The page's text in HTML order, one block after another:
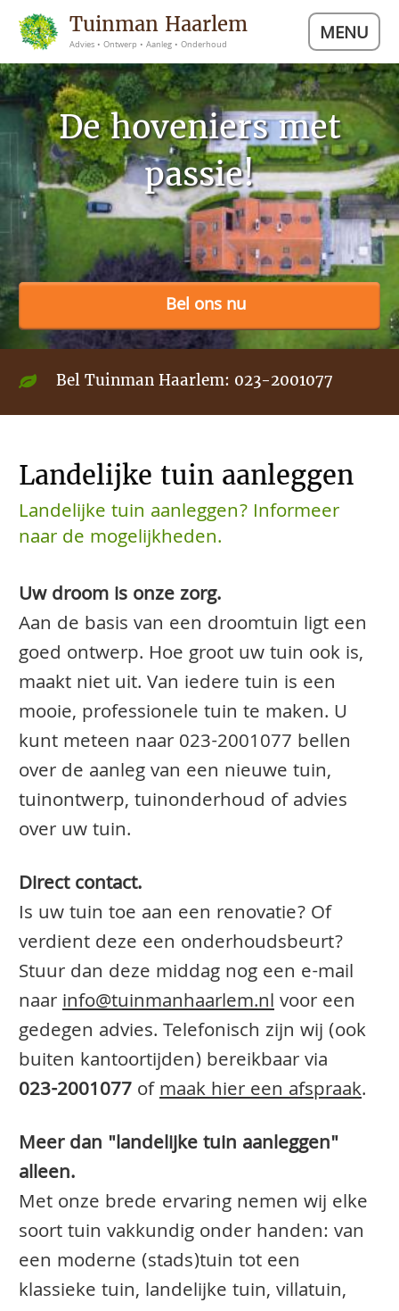
Tuinman Haarlem
Advies • Ontwerp • Aanleg • Onderhoud MENU
De hoveniers met
passie!
Bel ons nu
Bel Tuinman Haarlem: 023-2001077
Landelijke tuin aanleggen
Landelijke tuin aanleggen? Informeer
naar de mogelijkheden.
Uw droom is onze zorg.
Aan de basis van een droomtuin ligt een
goed ontwerp. Hoe groot uw tuin ook is,
maakt niet uit. Van iedere tuin is een
mooie, professionele tuin te maken. U
kunt meteen naar023-2001077 bellen
over de aanleg van een nieuwe tuin,
tuinontwerp, tuinonderhoud of advies
over uw tuin.
Direct contact.
Is uw tuin toe aan een renovatie? Of
verdient deze een onderhoudsbeurt?
Stuur dan deze middag nog een e-mail
naarinfo@tuinmanhaarlem.nlvoor een
gedegen advies. Telefonisch zijn wij (ook
buiten kantoortijden) bereikbaar via
023-2001077ofmaak hier een afspraak.
Meer dan "landelijke tuin aanleggen"
alleen.
Met onze brede ervaring nemen wij elke
soort tuin vakkundig onder handen: van
een moderne (stads)tuin tot een
klassieke tuin, landelijke tuin, villatuin,